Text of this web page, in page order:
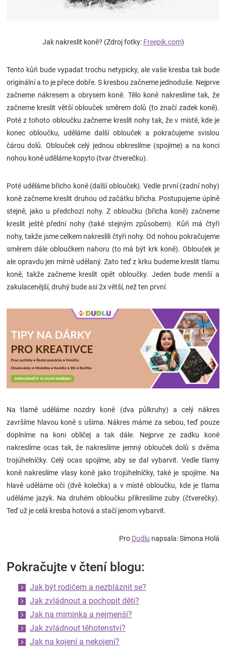
Značky
Blog
Hračkářství
Přihlášení
Jak nakreslit koně? (Zdroj fotky: Freepik.com)
Tento kůň bude vypadat trochu netypicky, ale vaše kresba tak bude
originální a to je přece dobře. S kresbou začneme jednoduše. Nejprve
začneme nákresem a obrysem koně. Tělo koně nakreslíme tak, že
začneme kreslit větší oblouček směrem dolů (to značí zadek koně).
Poté z tohoto obloučku začneme kreslit nohy tak, že v místě, kde je
konec obloučku, uděláme další oblouček a pokračujeme svislou
čárou dolů. Oblouček celý jednou obkreslíme (spojíme) a na konci
nohou koně uděláme kopyto (tvar čtverečku).
Poté uděláme břicho koně (další oblouček). Vedle první (zadní nohy)
koně začneme kreslit druhou od začátku břicha. Postupujeme úplně
stejně, jako u předchozí nohy. Z obloučku (břicha koně) začneme
kreslit ještě přední nohy (také stejným způsobem). Kůň má čtyři
nohy, takže jsme celkem nakreslili čtyři nohy. Od nohou pokračujeme
směrem dále obloučkem nahoru (to má být krk koně). Oblouček je
ale opravdu jen mírně udělaný. Zato teď z krku budeme kreslit tlamu
koně, takže začneme kreslit opět obloučky. Jeden bude menší a
zakulacenější, druhý bude asi 2x větší, než ten první.
Na tlamě uděláme nozdry koně (dva půlkruhy) a celý nákres
završíme hlavou koně s ušima. Nákres máme za sebou, teď pouze
doplníme na koni obličej a tak dále. Nejprve ze zadku koně
nakreslíme ocas tak, že nakreslíme jemný oblouček dolů s dvěma
trojúhelníčky. Celý ocas spojíme, aby se dal vybarvit. Vedle tlamy
koně nakreslíme vlasy koně jako trojúhelníčky, také je spojíme. Na
hlavě uděláme oči (dvě kolečka) a v místě obloučku, kde je tlama
uděláme jazyk. Na druhém obloučku přikreslíme zuby (čtverečky).
Teď už je celá kresba hotová a stačí jenom vybarvit.
Pro Dudlu napsala: Simona Holá
Pokračujte v čtení blogu:
Jak být rodičem a nezbláznit se?
Jak zvládnout a pochopit děti?
Jak na miminka a nejmenší?
Jak zvládnout těhotenství?
Jak na kojení a nekojení?